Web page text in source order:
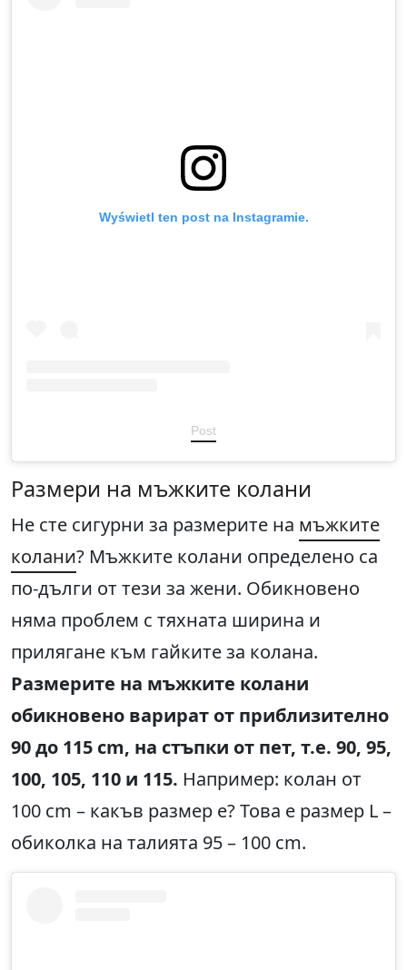
Wyświetl ten post na Instagramie.
Post
Размери на мъжките колани
Не сте сигурни за размерите на мъжките
колани? Мъжките колани определено са
по-дълги от тези за жени. Обикновено
няма проблем с тяхната ширина и
прилягане към гайките за колана.
Размерите на мъжките колани
обикновено варират от приблизително
90 до 115 cm, на стъпки от пет, т.е. 90, 95,
100, 105, 110 и 115. Например: колан от
100 cm – какъв размер е? Това е размер L –
обиколка на талията 95 – 100 cm.